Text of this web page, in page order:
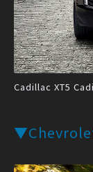
Cadillac XT5